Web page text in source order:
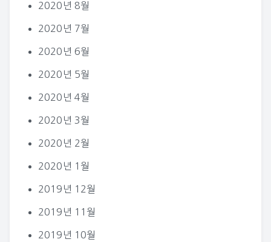
2020년 8월
2020년 7월
2020년 6월
2020년 5월
2020년 4월
2020년 3월
2020년 2월
2020년 1월
2019년 12월
2019년 11월
2019년 10월